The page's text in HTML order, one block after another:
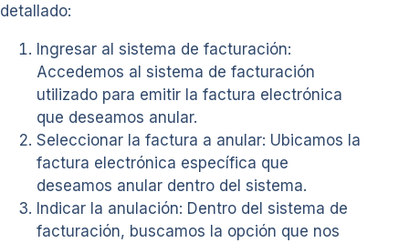
detallado:
Ingresar al sistema de facturación:
Accedemos al sistema de facturación
utilizado para emitir la factura electrónica
que deseamos anular.
Seleccionar la factura a anular: Ubicamos la
factura electrónica específica que
deseamos anular dentro del sistema.
Indicar la anulación: Dentro del sistema de
facturación, buscamos la opción que nos